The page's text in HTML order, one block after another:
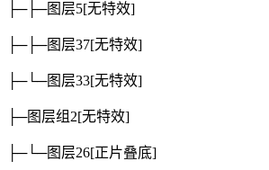
├─├─图层5[无特效]
├─├─图层37[无特效]
├─└─图层33[无特效]
├─图层组2[无特效]
├─└─图层26[正片叠底]